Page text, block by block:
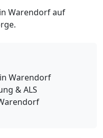
Warendorf auf
Warendorf
& ALS